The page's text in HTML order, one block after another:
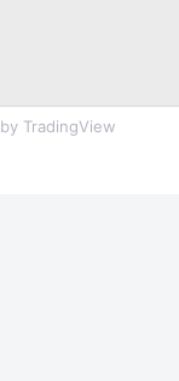
by TradingView